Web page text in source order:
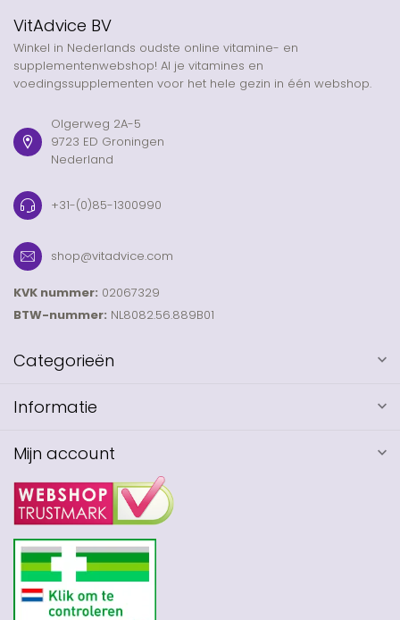
VitAdvice BV
Winkel in Nederlands oudste online vitamine- en
supplementenwebshop! Al je vitamines en
voedingssupplementen voor het hele gezin in één webshop.
Olgerweg 2A-5
9723 ED Groningen
Nederland
+31-(0)85-1300990
shop@vitadvice.com
KVK nummer: 02067329
BTW-nummer: NL8082.56.889B01
Categorieën
Informatie
Mijn account